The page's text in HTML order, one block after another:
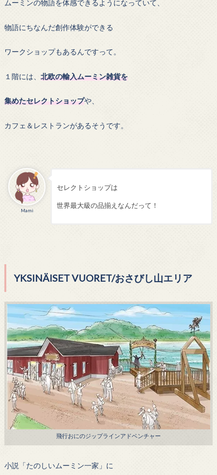
ムーミンの物語を体感できるようになっていて、
物語にちなんだ創作体験ができる
ワークショップもあるんですって。
１階には、 北欧の輸入ムーミン雑貨を
集めたセレクトショップや、
カフェ＆レストランがあるそうです。
Mami
セレクトショップは
世界最大級の品揃えなんだって！
YKSINÄISET VUORET/おさびし山エリア
飛行おにのジップラインアドベンチャー
小説「たのしいムーミン一家」に